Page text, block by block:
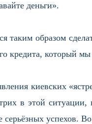
деньги».
таким образом
кредита, который
киевских
в этой ситуации,
серьёзных